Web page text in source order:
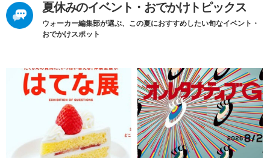
夏休みのイベント・おでかけトピックス
ウォーカー編集部が選ぶ、この夏におすすめしたい旬なイベント・
おでかけスポット